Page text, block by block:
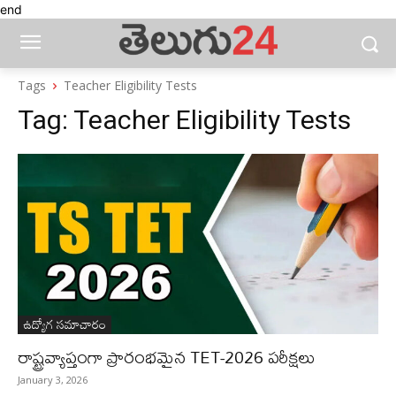
end
Tags Teacher Eligibility Tests
Tag: Teacher Eligibility Tests
ఉద్యోగ సమాచారం
రాష్ట్రవ్యాప్తంగా ప్రారంభమైన TET-2026 పరీక్షలు
January 3, 2026